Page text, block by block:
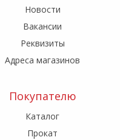
Новости
Вакансии
Реквизиты
Адреса магазинов
Покупателю
Каталог
Прокат